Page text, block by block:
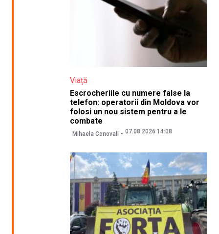
Viață
Escrocheriile cu numere false la
telefon: operatorii din Moldova vor
folosi un nou sistem pentru a le
combate
Mihaela Conovali 07.08.2026 14:08